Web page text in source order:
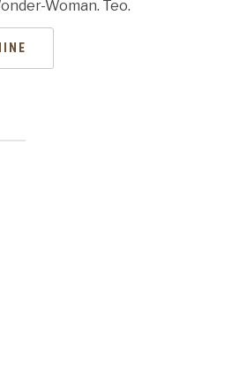
Woman. Teo.